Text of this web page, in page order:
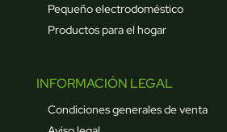
Pequeño electrodoméstico
Productos para el hogar
INFORMACIÓN LEGAL
Condiciones generales de venta